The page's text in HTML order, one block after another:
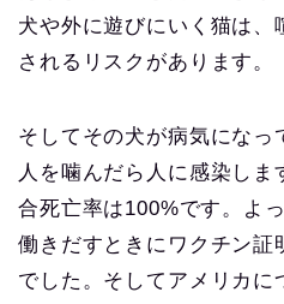
犬や外に遊びにいく猫は、
されるリスクがあります。
そしてその犬が病気になっ
人を噛んだら人に感染し
合死亡率は100%です。よ
働きだすときにワクチン証
でした。そしてアメリカに